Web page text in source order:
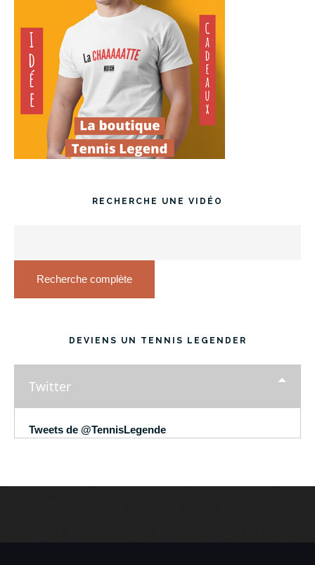
RECHERCHE UNE VIDÉO
Recherche complète
DEVIENS UN TENNIS LEGENDER
Twitter
Tweets de @TennisLegende